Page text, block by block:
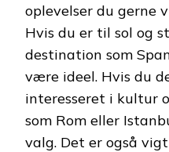
oplevelser du gerne
Hvis du er til sol og
destination som
være ideel. Hvis du
interesseret i kultur
som Rom eller
valg. Det er også